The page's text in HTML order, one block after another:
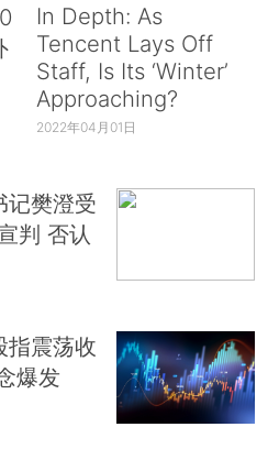
In Depth: As
Tencent Lays Off
Staff, Is Its ‘Winter’
Approaching?
2022年04月01日
记樊澄受
判 否认
指震荡收
爆发